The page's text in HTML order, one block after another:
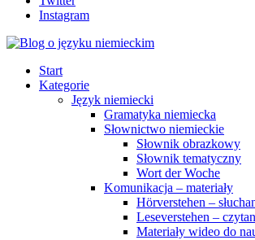
Instagram
Start
Kategorie
Język niemiecki
Gramatyka niemiecka
Słownictwo niemieckie
Słownik obrazkowy
Słownik tematyczny
Wort der Woche
Komunikacja – materiały
Hörverstehen –
Leseverstehen –
Materiały wideo do